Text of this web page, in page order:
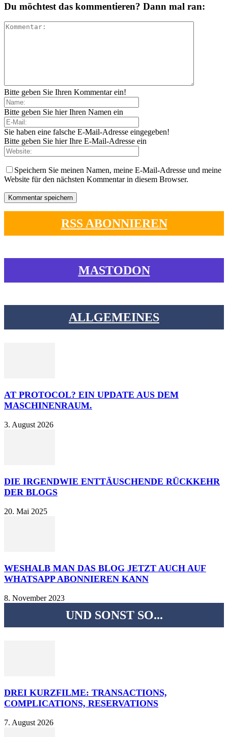
Du möchtest das kommentieren? Dann mal ran:
Bitte geben Sie Ihren Kommentar ein!
Bitte geben Sie hier Ihren Namen ein
Sie haben eine falsche E-Mail-Adresse eingegeben!
Bitte geben Sie hier Ihre E-Mail-Adresse ein
Speichern Sie meinen Namen, meine E-Mail-Adresse und meine
Website für den nächsten Kommentar in diesem Browser.
RSS ABONNIEREN
MASTODON
ALLGEMEINES
AT PROTOCOL? EIN UPDATE AUS DEM
MASCHINENRAUM.
3. August 2026
DIE IRGENDWIE ENTTÄUSCHENDE RÜCKKEHR
DER BLOGS
20. Mai 2025
WESHALB MAN DAS BLOG JETZT AUCH AUF
WHATSAPP ABONNIEREN KANN
8. November 2023
UND SONST SO...
DREI KURZFILME: TRANSACTIONS,
COMPLICATIONS, RESERVATIONS
7. August 2026